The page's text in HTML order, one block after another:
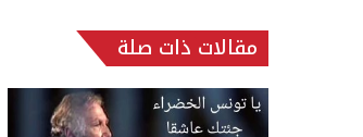
مقالات ذات صلة